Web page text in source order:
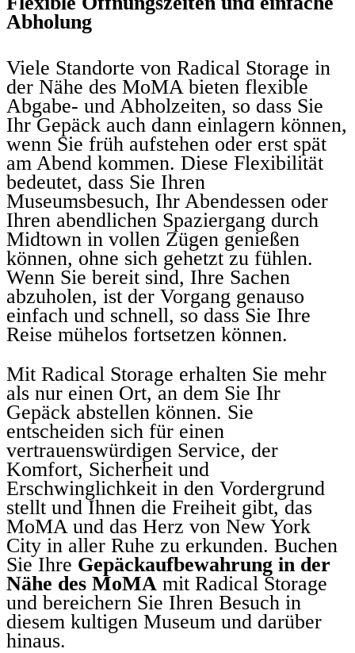
Abholung
Viele Standorte von Radical Storage in
der Nähe des MoMA bieten flexible
Abgabe- und Abholzeiten, so dass Sie
Ihr Gepäck auch dann einlagern können,
wenn Sie früh aufstehen oder erst spät
am Abend kommen. Diese Flexibilität
bedeutet, dass Sie Ihren
Museumsbesuch, Ihr Abendessen oder
Ihren abendlichen Spaziergang durch
Midtown in vollen Zügen genießen
können, ohne sich gehetzt zu fühlen.
Wenn Sie bereit sind, Ihre Sachen
abzuholen, ist der Vorgang genauso
einfach und schnell, so dass Sie Ihre
Reise mühelos fortsetzen können.
Mit Radical Storage erhalten Sie mehr
als nur einen Ort, an dem Sie Ihr
Gepäck abstellen können. Sie
entscheiden sich für einen
vertrauenswürdigen Service, der
Komfort, Sicherheit und
Erschwinglichkeit in den Vordergrund
stellt und Ihnen die Freiheit gibt, das
MoMA und das Herz von New York
City in aller Ruhe zu erkunden. Buchen
Sie Ihre Gepäckaufbewahrung in der
Nähe des MoMA mit Radical Storage
und bereichern Sie Ihren Besuch in
diesem kultigen Museum und darüber
hinaus.